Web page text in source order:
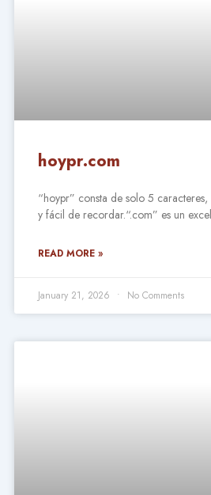
hoypr.com
“hoypr” consta de solo 5
y fácil de recordar.“.com” es un
READ MORE »
January 21, 2026 No Comments